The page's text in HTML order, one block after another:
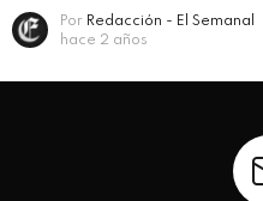
Por Redacción - El Semanal
hace 2 años